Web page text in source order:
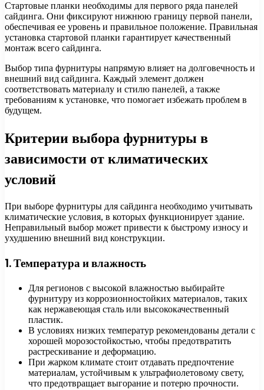
Стартовые планки необходимы для первого ряда панелей
сайдинга. Они фиксируют нижнюю границу первой панели,
обеспечивая ее уровень и правильное положение. Правильная
установка стартовой планки гарантирует качественный
монтаж всего сайдинга.
Выбор типа фурнитуры напрямую влияет на долговечность и
внешний вид сайдинга. Каждый элемент должен
соответствовать материалу и стилю панелей, а также
требованиям к установке, что помогает избежать проблем в
будущем.
Критерии выбора фурнитуры в
зависимости от климатических
условий
При выборе фурнитуры для сайдинга необходимо учитывать
климатические условия, в которых функционирует здание.
Неправильный выбор может привести к быстрому износу и
ухудшению внешний вид конструкции.
1. Температура и влажность
Для регионов с высокой влажностью выбирайте
фурнитуру из коррозионностойких материалов, таких
как нержавеющая сталь или высококачественный
пластик.
В условиях низких температур рекомендованы детали с
хорошей морозостойкостью, чтобы предотвратить
растрескивание и деформацию.
При жарком климате стоит отдавать предпочтение
материалам, устойчивым к ультрафиолетовому свету,
что предотвращает выгорание и потерю прочности.